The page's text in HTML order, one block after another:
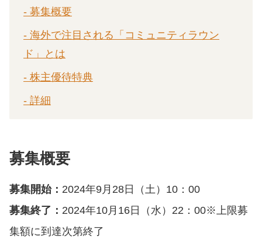
- 募集概要
- 海外で注目される「コミュニティラウン
ド」とは
- 株主優待特典
- 詳細
募集概要
募集開始： 2024年9月28日（土）10：00
募集終了： 2024年10月16日（水）22：00※上限募
集額に到達次第終了